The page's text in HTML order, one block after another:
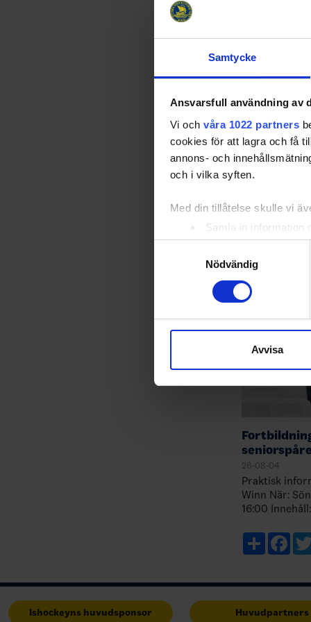
Samtycke
Ansvarsfull användning av
Vi och våra 1022 partners
cookies för att lagra och få
annons- och
och i vilka syften.
Med din tillåtelse skulle vi
Samla in information
Identifiera din enhet
Ta reda på mer om hur
eller dra tillbaka ditt
sociala medier och
till de sociala medier och
Nödvändig
Avvisa
26-08-06
Värmland
Arena,
Örebro/
Idrottens…
26-08-04
Praktisk information: Var:
Winn När: Söndag 18 oktober klockan 10:00-
16:00 Innehåll: Skill acquisition och
Share
Ishockeyns huvudsponsor Huvudpartners